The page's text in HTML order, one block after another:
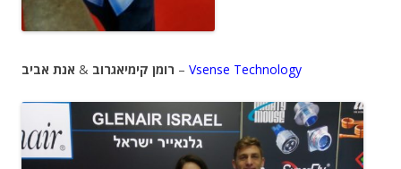
רומן קימיאגרוב & אנת אביב – Vsense Technology